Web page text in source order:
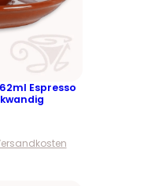
Espresso